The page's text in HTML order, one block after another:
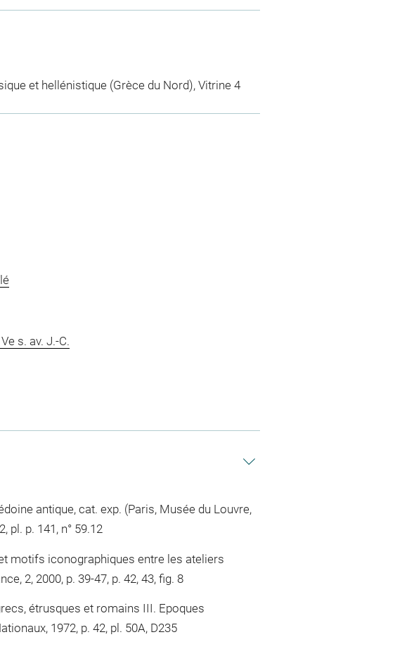
et hellénistique (Grèce du Nord), Vitrine 4
s. av. J.-C.
antique, cat. exp. (Paris, Musée du Louvre,
pl. p. 141, n° 59.12
motifs iconographiques entre les ateliers
2, 2000, p. 39-47, p. 42, 43, fig. 8
étrusques et romains III. Epoques
1972, p. 42, pl. 50A, D235